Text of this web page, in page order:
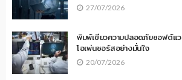
27/07/2026
พิมพ์เขียวความปลอดภัยซอฟต์แ
โอเพ่นซอร์สอย่างมั่นใจ
20/07/2026